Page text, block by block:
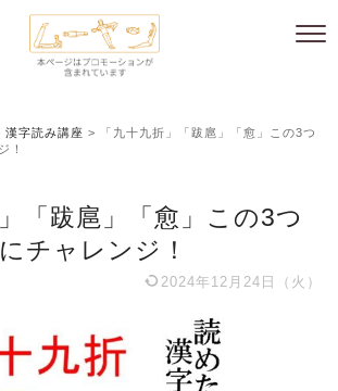
漢字読み講座 >
「九十九折」「跋扈」「愈」この3つ
！
「跋扈」「愈」この3つ
チャレンジ！
2024年12月24日（火）